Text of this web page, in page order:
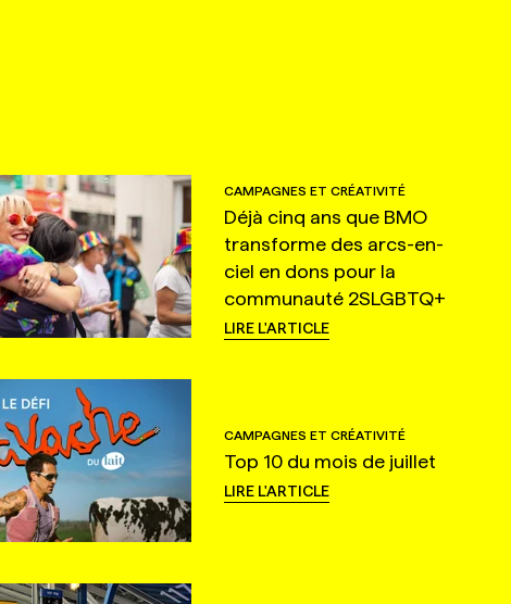
CAMPAGNES ET CRÉATIVITÉ
Déjà cinq ans que BMO
transforme des arcs-en-
ciel en dons pour la
communauté 2SLGBTQ+
LIRE L'ARTICLE
CAMPAGNES ET CRÉATIVITÉ
Top 10 du mois de juillet
LIRE L'ARTICLE